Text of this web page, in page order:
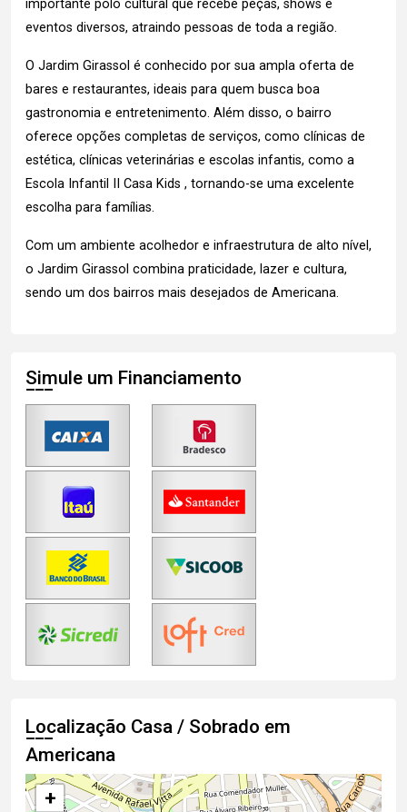
importante polo cultural que recebe peças, shows e
eventos diversos, atraindo pessoas de toda a região.
O Jardim Girassol é conhecido por sua ampla oferta de
bares e restaurantes, ideais para quem busca boa
gastronomia e entretenimento. Além disso, o bairro
oferece opções completas de serviços, como clínicas de
estética, clínicas veterinárias e escolas infantis, como a
Escola Infantil II Casa Kids , tornando-se uma excelente
escolha para famílias.
Com um ambiente acolhedor e infraestrutura de alto nível,
o Jardim Girassol combina praticidade, lazer e cultura,
sendo um dos bairros mais desejados de Americana.
Simule um Financiamento
Localização Casa / Sobrado em
Americana
+